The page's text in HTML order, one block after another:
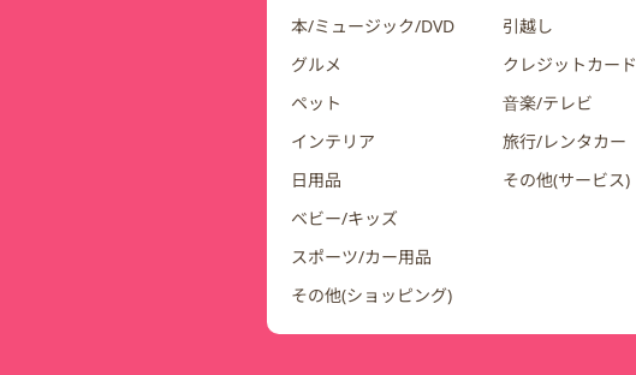
本/ミュージック/DVD
グルメ
ペット
インテリア
日用品
ベビー/キッズ
スポーツ/カー用品
その他(ショッピング)
引越し
クレジットカード
音楽/テレビ
旅行/レンタカー
その他(サービス)